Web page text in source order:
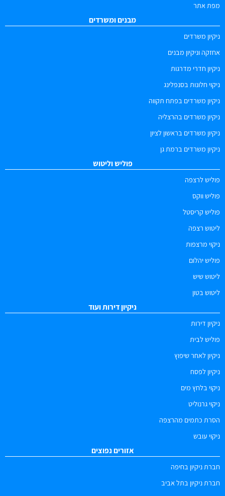
מפת אתר
מבנים ומשרדים
ניקיון משרדים
אחזקה וניקיון מבנים
ניקיון חדרי מדרגות
ניקוי חלונות בסנפלינג
ניקיון משרדים בפתח תקווה
ניקיון משרדים בהרצליה
ניקיון משרדים בראשון לציון
ניקיון משרדים ברמת גן
פוליש וליטוש
פוליש לרצפה
פוליש ווקס
פוליש קריסטל
ליטוש רצפה
ניקוי מרצפות
פוליש יהלום
ליטוש שיש
ליטוש בטון
ניקיון דירות ועוד
ניקיון דירות
פוליש לבית
ניקיון לאחר שיפוץ
ניקיון לפסח
ניקוי בלחץ מים
ניקוי גרנוליט
הסרת כתמים מהרצפה
ניקוי עובש
אזורים נפוצים
חברת ניקיון בחיפה
חברת ניקיון בתל אביב